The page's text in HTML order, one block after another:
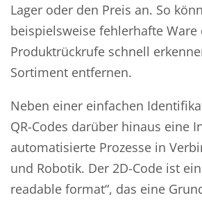
Lager oder den Preis an. So
beispielsweise fehlerhafte Ware
Produktrückrufe schnell
Sortiment entfernen.
Neben einer einfachen
QR-Codes darüber hinaus eine
automatisierte Prozesse in
und Robotik. Der 2D-Code ist
readable format“, das eine